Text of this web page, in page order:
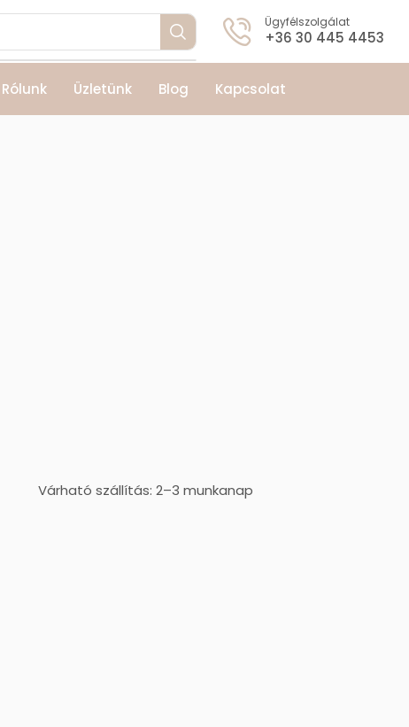
Ügyfélszolgálat
+36 30 445 4453
Rólunk Üzletünk Blog Kapcsolat
Várható szállítás: 2–3 munkanap